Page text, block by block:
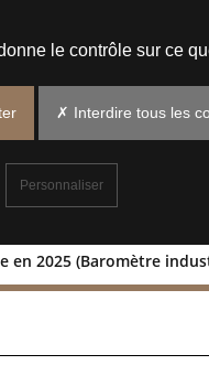
2025 (Baromètre
le contrôle sur ce
✗ Interdire tous les
Personnaliser